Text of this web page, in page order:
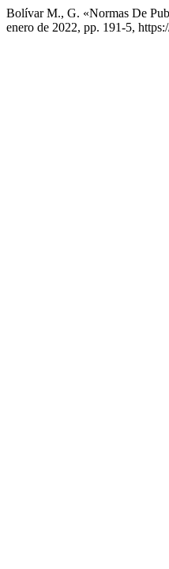
Bolívar M., G. «Normas De
enero de 2022, pp. 191-5,